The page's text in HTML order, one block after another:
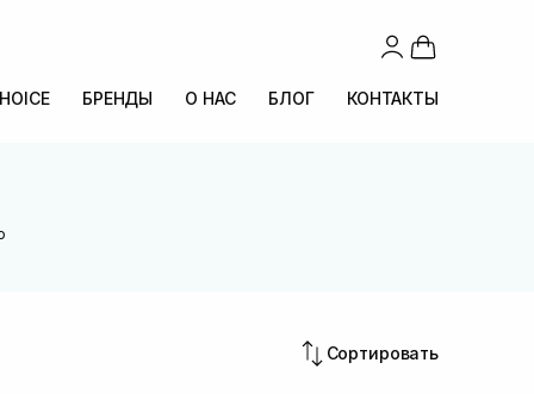
БРЕНДЫ О НАС БЛОГ КОНТАКТЫ
Сортировать